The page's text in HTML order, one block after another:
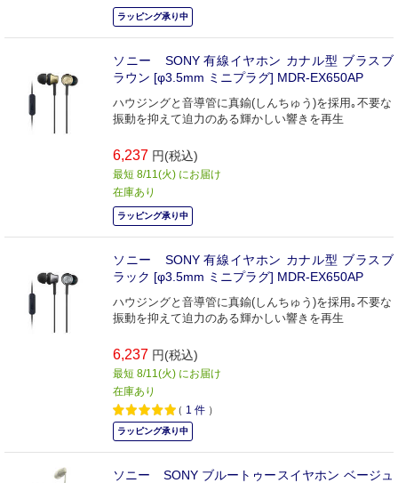
ラッピング承り中
ソニー SONY 有線イヤホン カナル型 ブラスブ
ラウン [φ3.5mm ミニプラグ] MDR-EX650AP
ハウジングと音導管に真鍮(しんちゅう)を採用｡不要な
振動を抑えて迫力のある輝かしい響きを再生
6,237 円(税込)
最短 8/11(火) にお届け
在庫あり
ラッピング承り中
ソニー SONY 有線イヤホン カナル型 ブラスブ
ラック [φ3.5mm ミニプラグ] MDR-EX650AP
ハウジングと音導管に真鍮(しんちゅう)を採用｡不要な
振動を抑えて迫力のある輝かしい響きを再生
6,237 円(税込)
最短 8/11(火) にお届け
在庫あり
（ 1 件 ）
ラッピング承り中
ソニー SONY ブルートゥースイヤホン ベージュ